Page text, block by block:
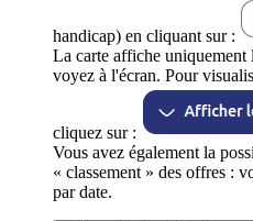
handicap) en cliquant sur :
La carte affiche
voyez à l'écran. Pour
cliquez sur :
Vous avez également la
« classement » des offres :
par date.